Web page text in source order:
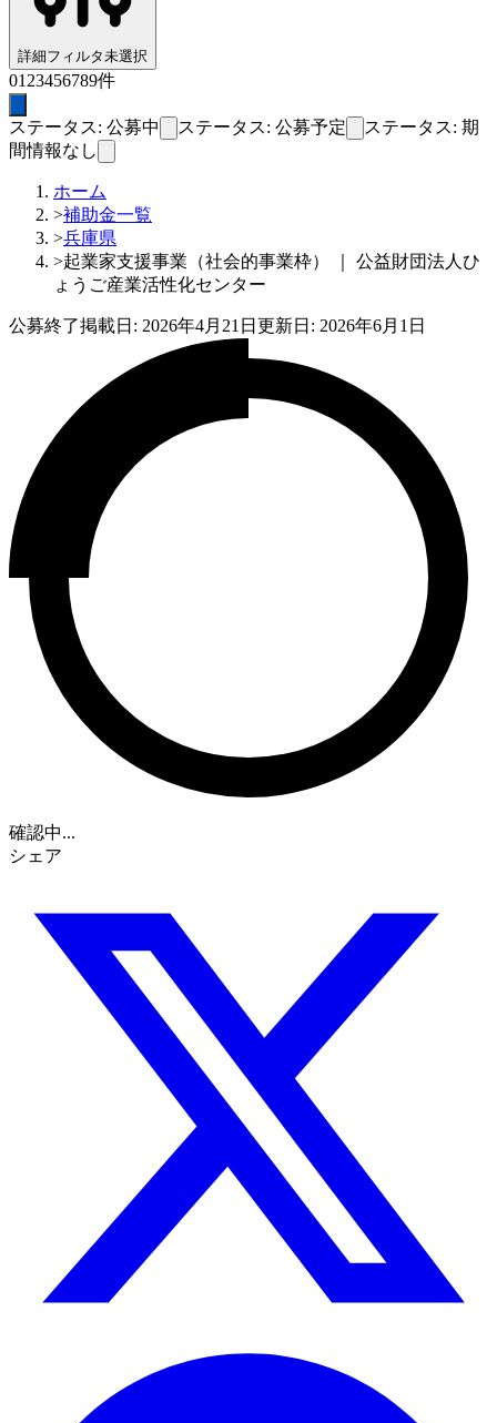
詳細フィルタ未選択
01 23456789件
ステータス: 公募中 ステータス: 公募予定
ステータス: 期
間情報なし
ホーム
>補助金一覧
>兵庫県
>起業家支援事業（社会的事業枠） ｜ 公益財団法人ひ
ょうご産業活性化センター
公募終了掲載日: 2026年4月21日 更新日: 2026年6月1日
確認中...
シェア